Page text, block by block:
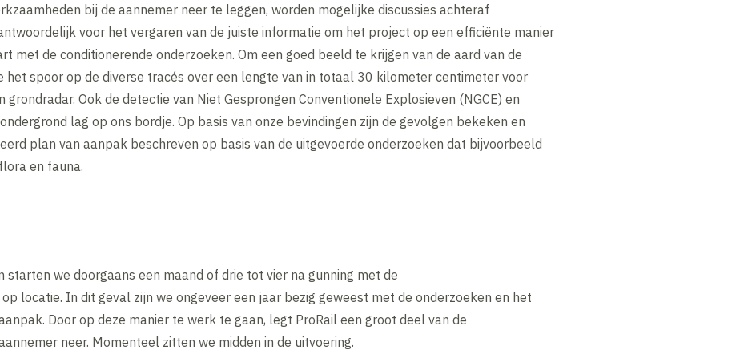
bij de aannemer neer te leggen, worden mogelijke discussies achteraf
voor het vergaren van de juiste informatie om het project op een efficiënte manier
met de conditionerende onderzoeken. Om een goed beeld te krijgen van de aard van de
het spoor op de diverse tracés over een lengte van in totaal 30 kilometer centimeter voor
Ook de detectie van Niet Gesprongen Conventionele Explosieven (NGCE) en
lag op ons bordje. Op basis van onze bevindingen zijn de gevolgen bekeken en
plan van aanpak beschreven op basis van de uitgevoerde onderzoeken dat bijvoorbeeld
en fauna.
starten we doorgaans een maand of drie tot vier na gunning met de
locatie. In dit geval zijn we ongeveer een jaar bezig geweest met de onderzoeken en het
Door op deze manier te werk te gaan, legt ProRail een groot deel van de
neer. Momenteel zitten we midden in de uitvoering.